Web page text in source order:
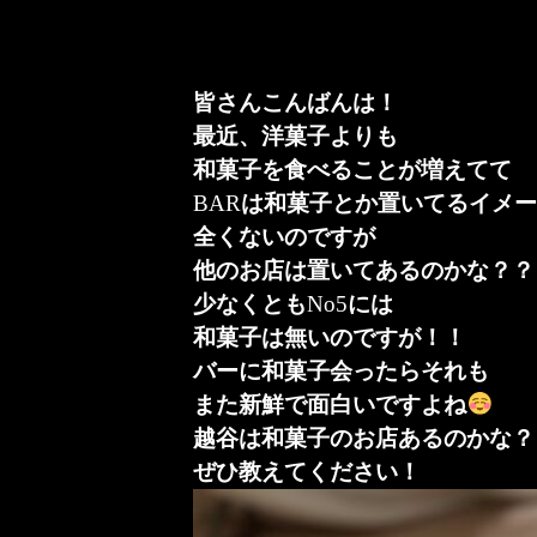
皆さんこんばんは！
最近、洋菓子よりも
和菓子を食べることが増えてて
BARは和菓子とか置いてるイメ
全くないのですが
他のお店は置いてあるのかな？？
少なくともNo5には
和菓子は無いのですが！！
バーに和菓子会ったらそれも
また新鮮で面白いですよね
越谷は和菓子のお店あるのかな？
ぜひ教えてください！